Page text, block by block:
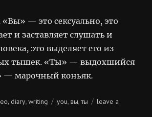
— это сексуально, это
и заставляет слушать и
это выделяет его из
тышек. «Ты» — выдохшийся
— марочный коньяк.
,diary,writing Tags
you,вы,ты
leave a